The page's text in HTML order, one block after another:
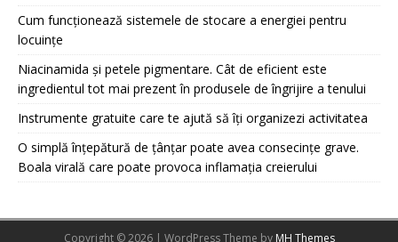
Cum funcționează sistemele de stocare a energiei pentru
locuințe
Niacinamida și petele pigmentare. Cât de eficient este
ingredientul tot mai prezent în produsele de îngrijire a tenului
Instrumente gratuite care te ajută să îți organizezi activitatea
O simplă înțepătură de țânțar poate avea consecințe grave.
Boala virală care poate provoca inflamația creierului
Copyright © 2026 | WordPress Theme by MH Themes